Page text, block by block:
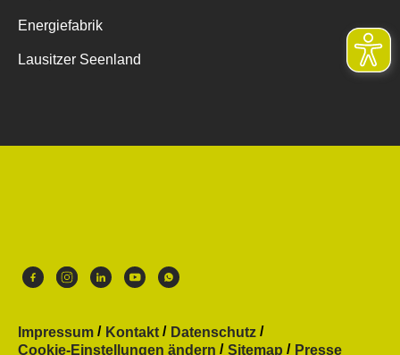
Energiefabrik
Lausitzer Seenland
Impressum Kontakt
Datenschutz
Cookie-Einstellungen ändern
Sitemap Presse